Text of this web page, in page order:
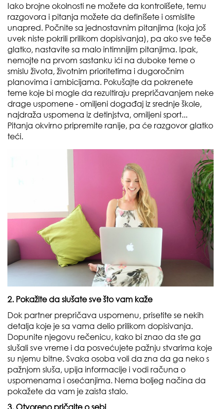
Iako brojne okolnosti ne možete da kontrolišete, temu
razgovora i pitanja možete da definišete i osmislite
unapred. Počnite sa jednostavnim pitanjima (koja još
uvek niste pokrili prilikom dopisivanja), pa ako sve teče
glatko, nastavite sa malo intimnijim pitanjima. Ipak,
nemojte na prvom sastanku ići na duboke teme o
smislu života, životnim prioritetima i dugoročnim
planovima i ambicijama. Pokušajte da pokrenete
teme koje bi mogle da rezultiraju prepričavanjem neke
drage uspomene - omiljeni događaj iz srednje škole,
najdraža uspomena iz detinjstva, omiljeni sport...
Pitanja okvirno pripremite ranije, pa će razgovor glatko
teći.
2. Pokažite da slušate sve što vam kaže
Dok partner prepričava uspomenu, prisetite se nekih
detalja koje je sa vama delio prilikom dopisivanja.
Dopunite njegovu rečenicu, kako bi znao da ste ga
slušali sve vreme i da posvećujete pažnju stvarima koje
su njemu bitne. Svaka osoba voli da zna da ga neko s
pažnjom sluša, upija informacije i vodi računa o
uspomenama i osećanjima. Nema boljeg načina da
pokažete da vam je zaista stalo.